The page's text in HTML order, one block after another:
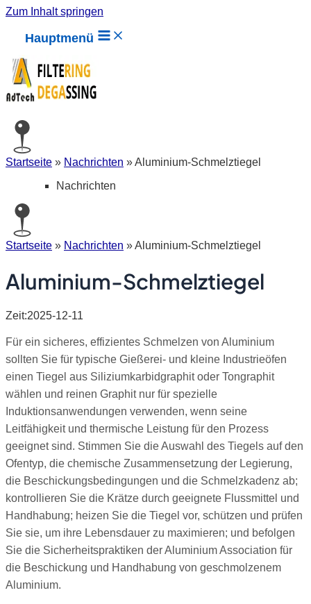
Zum Inhalt springen
Hauptmenü
Startseite » Nachrichten »Aluminium-Schmelztiegel
Nachrichten
Startseite » Nachrichten »Aluminium-Schmelztiegel
Aluminium-Schmelztiegel
Zeit:2025-12-11
Für ein sicheres, effizientes Schmelzen von Aluminium
sollten Sie für typische Gießerei- und kleine Industrieöfen
einen Tiegel aus Siliziumkarbidgraphit oder Tongraphit
wählen und reinen Graphit nur für spezielle
Induktionsanwendungen verwenden, wenn seine
Leitfähigkeit und thermische Leistung für den Prozess
geeignet sind. Stimmen Sie die Auswahl des Tiegels auf den
Ofentyp, die chemische Zusammensetzung der Legierung,
die Beschickungsbedingungen und die Schmelzkadenz ab;
kontrollieren Sie die Krätze durch geeignete Flussmittel und
Handhabung; heizen Sie die Tiegel vor, schützen und prüfen
Sie sie, um ihre Lebensdauer zu maximieren; und befolgen
Sie die Sicherheitspraktiken der Aluminium Association für
die Beschickung und Handhabung von geschmolzenem
Aluminium.